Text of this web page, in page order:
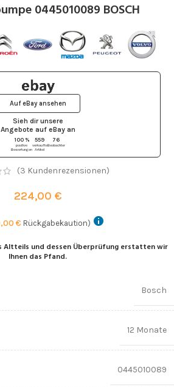
0445010089 BOSCH
Sieh dir unsere
Angebote auf eBayan
100 %
positive
Bewertungen
559
verkaufte
Artikel
76
Beobachter
Auf eBay ansehen
(3 Kundenrezensionen)
224,00 €
€ Rückgabekaution)
Altteils und dessen Überprüfung erstatten wir
Ihnen das Pfand.
Bosch
12 Monate
0445010089